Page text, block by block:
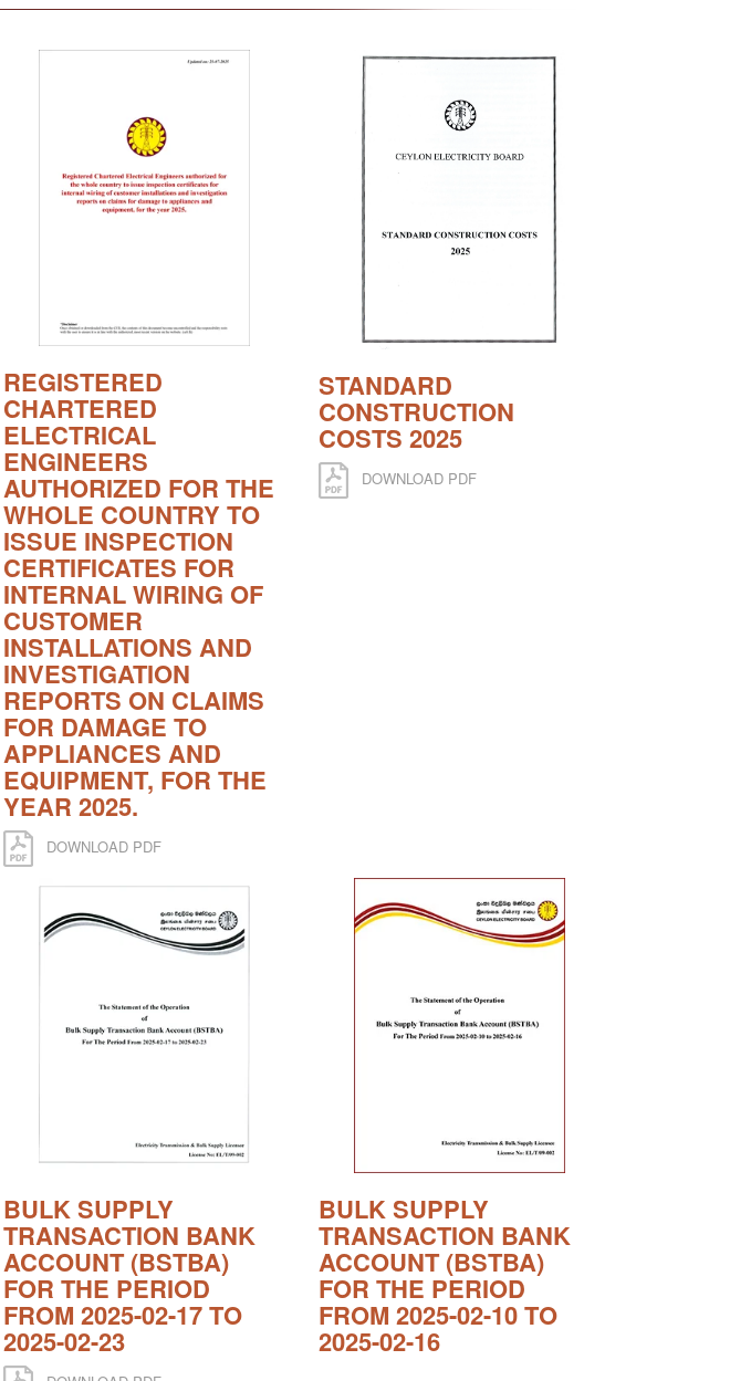
REGISTERED
CHARTERED
ELECTRICAL
ENGINEERS
AUTHORIZED FOR THE
WHOLE COUNTRY TO
ISSUE INSPECTION
CERTIFICATES FOR
INTERNAL WIRING OF
CUSTOMER
INSTALLATIONS AND
INVESTIGATION
REPORTS ON CLAIMS
FOR DAMAGE TO
APPLIANCES AND
EQUIPMENT, FOR THE
YEAR 2025.
DOWNLOAD PDF
STANDARD
CONSTRUCTION
COSTS 2025
DOWNLOAD PDF
BULK SUPPLY
TRANSACTION BANK
ACCOUNT (BSTBA)
FOR THE PERIOD
FROM 2025-02-17 TO
2025-02-23
BULK SUPPLY
TRANSACTION BANK
ACCOUNT (BSTBA)
FOR THE PERIOD
FROM 2025-02-10 TO
2025-02-16